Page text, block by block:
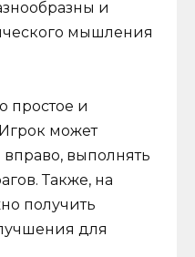
и
мышления
простое и
может
выполнять
Также, на
получить
для